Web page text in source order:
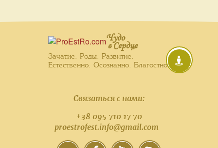
Чудо
в Сердце
Зачатие. Роды. Развитие.
Естественно. Осознанно. Благостно.
Связаться с нами:
+38 095 710 17 70
proestrofest.info@gmail.com